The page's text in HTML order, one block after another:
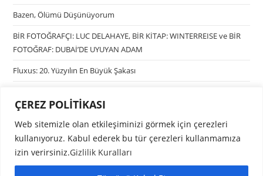
ÇEREZ POLİTİKASI
Web sitemizle olan etkileşiminizi görmek için çerezleri
kullanıyoruz. Kabul ederek bu tür çerezleri kullanmamıza
izin verirsiniz.Gizlilik Kuralları
Bazen, Ölümü Düşünüyorum
BİR FOTOĞRAFÇI: LUC DELAHAYE, BİR KİTAP: WINTERREISE ve BİR
FOTOĞRAF: DUBAİ’DE UYUYAN ADAM
Fluxus: 20. Yüzyılın En Büyük Şakası
Kategoriler
Kültür Sanat